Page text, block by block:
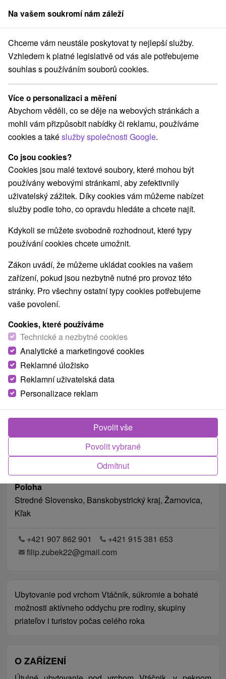
člen skupinySorger
Banskobystrický kraj Kľak Ubytovanie pod Vtáčnikom Kľak
Ubytovanie pod Vtáčnikom Kľak
Kľak
REZERVACE A VÝBĚR POBYTU
Kontaktujte přímo ubytovatele.
Navigovat do místa
O ZAŘÍZENÍ VYBAVENÍ
Poloha
Stredné Slovensko, Banskobystrický kraj, Žarnovica,
Kľak
+421 907 862 901
+421 915 381 653
filip.zubek22@gmail.com
Ubytovanie pod vrchom Vtáčnik, súkromie a bohaté
možnosti aktívneho oddychu pre rodiny, skupiny
priateľov i turistov počas celého roka
O ZAŘÍZENÍ
Na vašem soukromí nám záleží
Chceme vám neustále poskytovat ty nejlepší služby.
Vzhledem k platné legislativě od vás ale potřebujeme
souhlas s používáním souborů cookies.
Více o personalizaci a měření
Abychom věděli, co se děje na webových stránkách a
mohli vám přizpůsobit nabídky či reklamu, používáme
cookies a takéslužby společnosti Google.
Co jsou cookies?
Cookies jsou malé textové soubory, které mohou být
používány webovými stránkami, aby zefektivnily
uživatelský zážitek. Díky cookies vám můžeme nabízet
služby podle toho, co opravdu hledáte a chcete najít.
Kdykoli se můžete svobodně rozhodnout, které typy
používání cookies chcete umožnit.
Zákon uvádí, že můžeme ukládat cookies na vašem
zařízení, pokud jsou nezbytně nutné pro provoz této
stránky. Pro všechny ostatní typy cookies potřebujeme
vaše povolení.
Cookies, které používáme
Technické a nezbytné cookies
Analytické a marketingové cookies
Reklamné úložisko
Reklamní uživatelská data
Personalizace reklam
Odmítnut
Povolit vybrané
Povolit vše